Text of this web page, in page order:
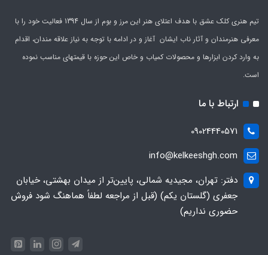
تیم هنری کلک عشق با هدف اعتلای هنر این مرز و بوم از سال 1394 فعالیت خود را با
معرفی هنرمندان و آثار ناب ایشان آغاز و در ادامه با توجه به نیاز علاقه مندان، اقدام
به وارد کردن ابزارها و محصولات کمیاب و خاص این حوزه با قیمتهای مناسب نموده
است.
ارتباط با ما
09024440571
info@kelkeeshgh.com
دفتر: تهران، مجیدیه شمالی، پایین‌تر از میدان بهشتی، خیابان
جعفری (گلستان یکم) (قبل از مراجعه لطفاً هماهنگ شود فروش
حضوری نداریم)